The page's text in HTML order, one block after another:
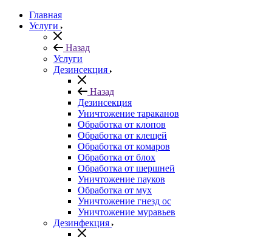
Главная
Услуги
Назад
Услуги
Дезинсекция
Назад
Дезинсекция
Уничтожение тараканов
Обработка от клопов
Обработка от клещей
Обработка от комаров
Обработка от блох
Обработка от шершней
Уничтожение пауков
Обработка от мух
Уничтожение гнезд ос
Уничтожение муравьев
Дезинфекция